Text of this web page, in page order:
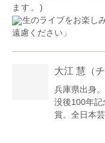
ます。)
生のライブをお楽し
遠慮ください」
大江 慧 （
兵庫県出身。
没後100年
賞。全日本
ェリスト=